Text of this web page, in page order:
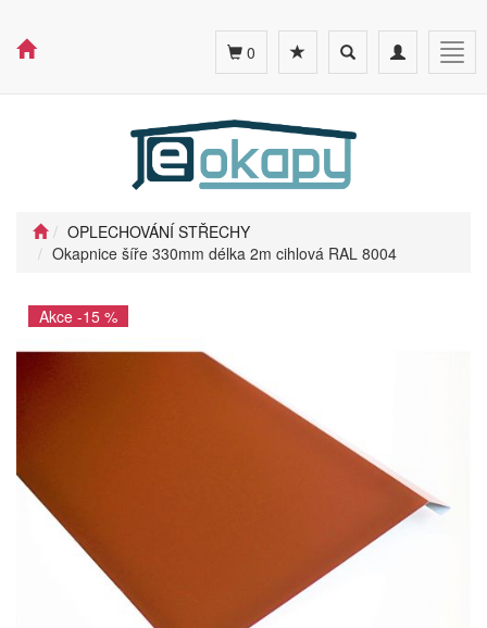
Toggle
navigation
Toggle
search
0
OPLECHOVÁNÍ STŘECHY
Okapnice šíře 330mm délka 2m cihlová RAL 8004
Akce -15 %